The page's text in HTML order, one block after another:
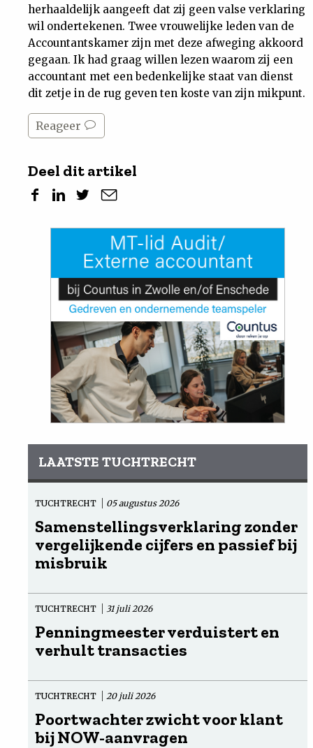
herhaaldelijk aangeeft dat zij geen valse verklaring
wil ondertekenen. Twee vrouwelijke leden van de
Accountantskamer zijn met deze afweging akkoord
gegaan. Ik had graag willen lezen waarom zij een
accountant met een bedenkelijke staat van dienst
dit zetje in de rug geven ten koste van zijn mikpunt.
Reageer
Deel dit artikel
LAATSTE TUCHTRECHT
TUCHTRECHT 05 augustus 2026
Samenstellingsverklaring zonder
vergelijkende cijfers en passief bij
misbruik
TUCHTRECHT 31 juli 2026
Penningmeester verduistert en
verhult transacties
TUCHTRECHT 20 juli 2026
Poortwachter zwicht voor klant
bij NOW-aanvragen